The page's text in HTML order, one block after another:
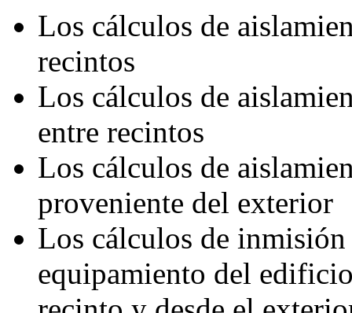
Los cálculos de
recintos
Los cálculos de
entre recintos
Los cálculos de
proveniente del exterior
Los cálculos de
equipamiento del